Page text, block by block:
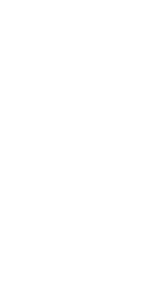
à destination
A. Respiratory